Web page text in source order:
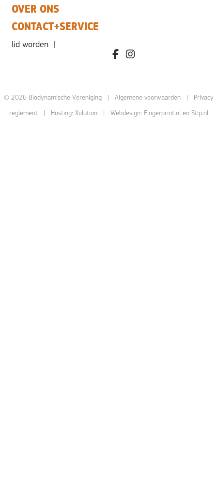
OVER ONS
CONTACT+SERVICE
lid worden
facebook.com/bdvereniging/
instagram.com/
© 2026 Biodynamische Vereniging | Algemene voorwaarden| Privacy
reglement| Hosting: Xolution| Webdesign: Fingerprint.nlen Stip.nl